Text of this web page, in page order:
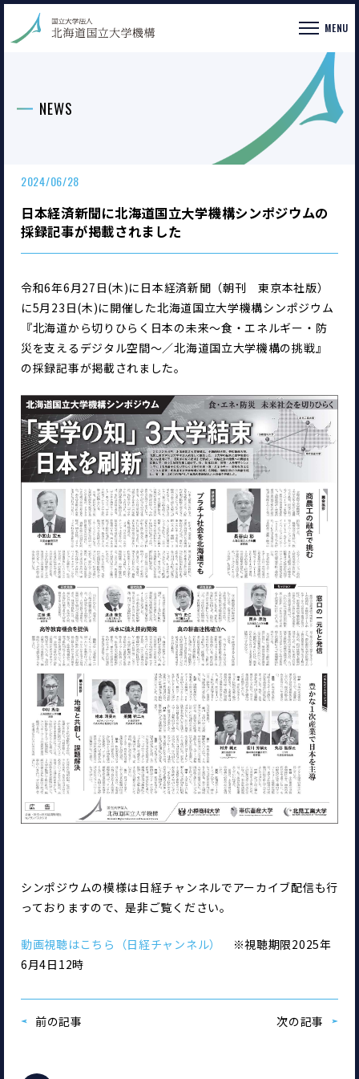
MENU
NEWS
2024/06/28
日本経済新聞に北海道国立大学機構シンポジウムの
採録記事が掲載されました
令和6年6月27日(木)に日本経済新聞（朝刊　東京本社版）
に5月23日(木)に開催した北海道国立大学機構シンポジウム
『北海道から切りひらく日本の未来～食・エネルギー・防
災を支えるデジタル空間～／北海道国立大学機構の挑戦』
の採録記事が掲載されました。
シンポジウムの模様は日経チャンネルでアーカイブ配信も行
っておりますので、是非ご覧ください。
動画視聴はこちら（日経チャンネル）
※視聴期限2025年
6月4日12時
前の記事 次の記事